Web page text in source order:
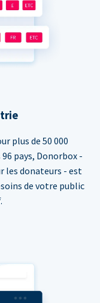
plus de 50 000
pays, Donorbox -
les donateurs - est
de votre public